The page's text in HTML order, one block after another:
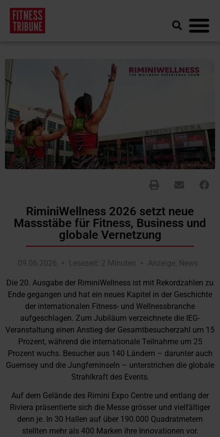
RiminiWellness 2026 setzt neue
Massstäbe für Fitness, Business und
globale Vernetzung
09.06.2026 Lesezeit: 2 Minuten Anzeige, News
Die 20. Ausgabe der RiminiWellness ist mit Rekordzahlen zu
Ende gegangen und hat ein neues Kapitel in der Geschichte
der internationalen Fitness- und Wellnessbranche
aufgeschlagen. Zum Jubiläum verzeichnete die IEG-
Veranstaltung einen Anstieg der Gesamtbesucherzahl um 15
Prozent, während die internationale Teilnahme um 25
Prozent wuchs. Besucher aus 140 Ländern – darunter auch
Guernsey und die Jungferninseln – unterstrichen die globale
Strahlkraft des Events.
Auf dem Gelände des Rimini Expo Centre und entlang der
Riviera präsentierte sich die Messe grösser und vielfältiger
denn je. In 30 Hallen auf über 190.000 Quadratmetern
stellten mehr als 400 Marken ihre Innovationen vor.